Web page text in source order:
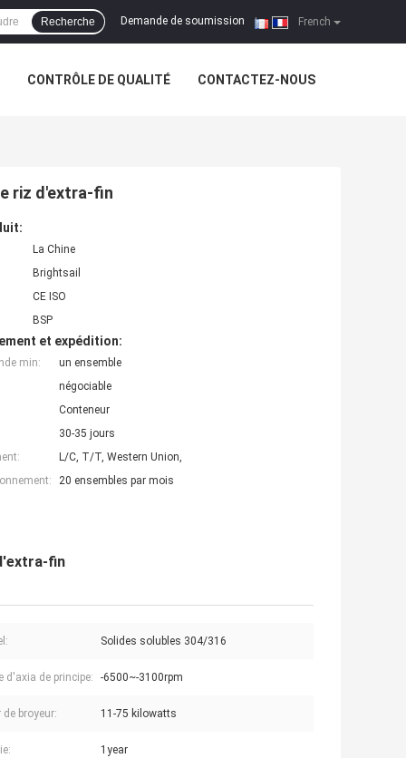
French
Demande de soumission |
Recherche
CONTRÔLE DE QUALITÉ CONTACTEZ-NOUS
riz d'extra-fin
La Chine
Brightsail
CE ISO
BSP
et expédition:
min:
un ensemble
négociable
Conteneur
30-35 jours
L/C, T/T, Western Union,
20 ensembles par mois
fin
Solides solubles 304/316
d'axia de principe: -6500~-3100rpm
broyeur: 11-75 kilowatts
1year